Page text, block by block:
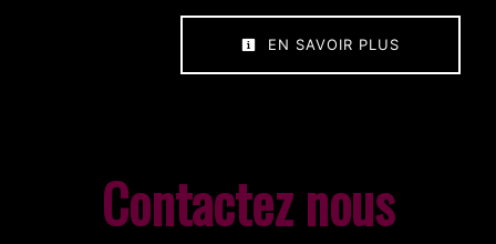
EN SAVOIR PLUS
Contactez nous